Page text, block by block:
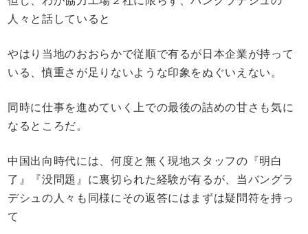
人々と話していると
やはり当地のおおらかで従順で有るが日本企業が持って
いる、慎重さが足りないような印象をぬぐいえない。
同時に仕事を進めていく上での最後の詰めの甘さも気に
なるところだ。
中国出向時代には、何度と無く現地スタッフの『明白
了』『没問題』に裏切られた経験が有るが、当バングラ
デシュの人々も同様にその返答にはまずは疑問符を持っ
て